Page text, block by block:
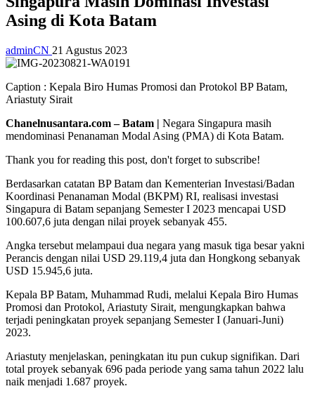
Asing di Kota Batam
adminCN 21 Agustus 2023
Caption : Kepala Biro Humas Promosi dan Protokol BP Batam,
Ariastuty Sirait
Chanelnusantara.com – Batam | Negara Singapura masih
mendominasi Penanaman Modal Asing (PMA) di Kota Batam.
Thank you for reading this post, don't forget to subscribe!
Berdasarkan catatan BP Batam dan Kementerian Investasi/Badan
Koordinasi Penanaman Modal (BKPM) RI, realisasi investasi
Singapura di Batam sepanjang Semester I 2023 mencapai USD
100.607,6 juta dengan nilai proyek sebanyak 455.
Angka tersebut melampaui dua negara yang masuk tiga besar yakni
Perancis dengan nilai USD 29.119,4 juta dan Hongkong sebanyak
USD 15.945,6 juta.
Kepala BP Batam, Muhammad Rudi, melalui Kepala Biro Humas
Promosi dan Protokol, Ariastuty Sirait, mengungkapkan bahwa
terjadi peningkatan proyek sepanjang Semester I (Januari-Juni)
2023.
Ariastuty menjelaskan, peningkatan itu pun cukup signifikan. Dari
total proyek sebanyak 696 pada periode yang sama tahun 2022 lalu
naik menjadi 1.687 proyek.